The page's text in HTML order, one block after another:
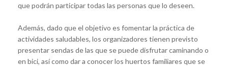
que podrán participar todas las personas que lo deseen.
Además, dado que el objetivo es fomentar la práctica de
actividades saludables, los organizadores tienen previsto
presentar sendas de las que se puede disfrutar caminando o
en bici, así como dar a conocer los huertos familiares que se